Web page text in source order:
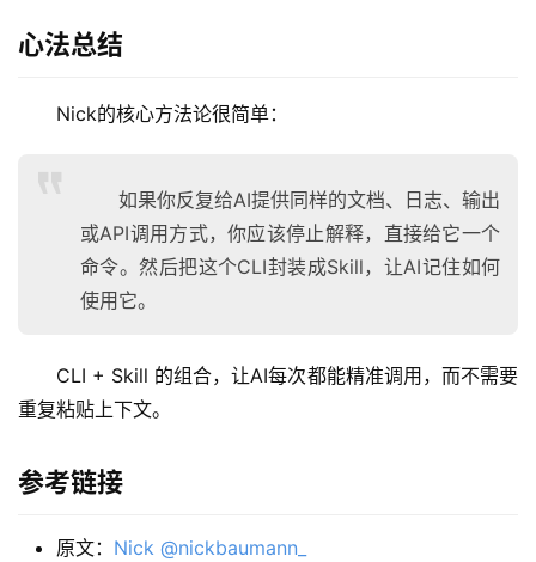
框
心法总结
Nick的核心方法论很简单：
如果你反复给AI提供同样的文档、日志、输出
或API调用方式，你应该停止解释，直接给它一个
命令。然后把这个CLI封装成Skill，让AI记住如何
使用它。
CLI + Skill 的组合，让AI每次都能精准调用，而不需要
重复粘贴上下文。
参考链接
原文： Nick @nickbaumann_